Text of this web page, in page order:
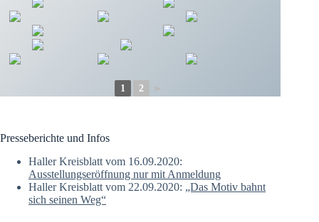
1 2
Presseberichte und Infos
Haller Kreisblatt vom 16.09.2020:
Ausstellungseröffnung nur mit Anmeldung
Haller Kreisblatt vom 22.09.2020: „Das Motiv bahnt
sich seinen Weg“